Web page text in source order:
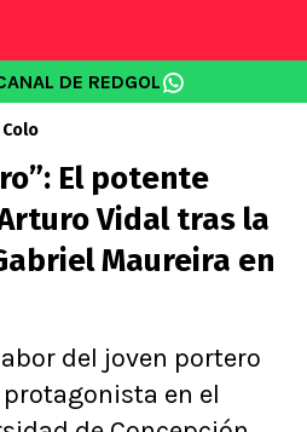
DE REDGOL
El potente
Vidal tras la
Maureira en
del joven portero
en el